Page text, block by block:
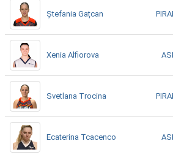
Ștefania Gațcan
Xenia Alfiorova
Svetlana Trocina
Ecaterina Tcacenco